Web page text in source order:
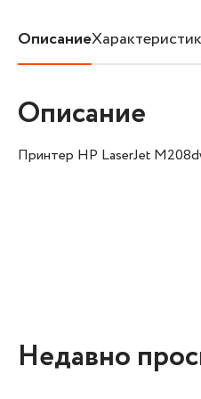
Описание
Описание
Принтер HP LaserJet
Недавно